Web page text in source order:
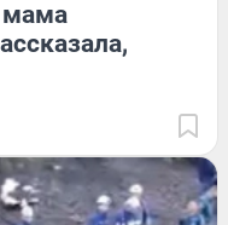
мама